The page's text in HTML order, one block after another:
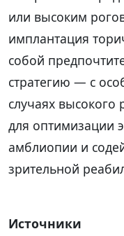
или высоким
имплантация
собой
стратегию — с
случаях
для оптимизации
амблиопии и
зрительной
Источники